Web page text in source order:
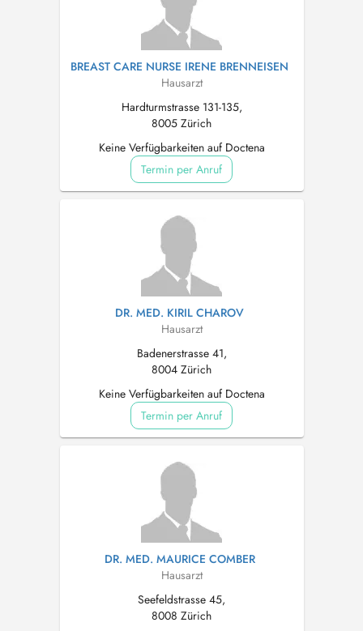
BREAST CARE NURSE IRENE BRENNEISEN
Hausarzt
Hardturmstrasse 131-135,
8005 Zürich
Keine Verfügbarkeiten auf Doctena
Termin per Anruf
DR. MED. KIRIL CHAROV
Hausarzt
Badenerstrasse 41,
8004 Zürich
Keine Verfügbarkeiten auf Doctena
Termin per Anruf
DR. MED. MAURICE COMBER
Hausarzt
Seefeldstrasse 45,
8008 Zürich